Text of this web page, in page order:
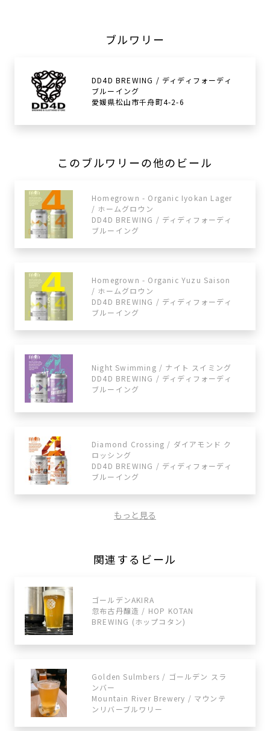
ブルワリー
DD4D BREWING / ディディフォーディ
ブルーイング
愛媛県松山市千舟町4-2-6
このブルワリーの他のビール
Homegrown - Organic Iyokan Lager
/ ホームグロウン
DD4D BREWING / ディディフォーディ
ブルーイング
Homegrown - Organic Yuzu Saison
/ ホームグロウン
DD4D BREWING / ディディフォーディ
ブルーイング
Night Swimming / ナイト スイミング
DD4D BREWING / ディディフォーディ
ブルーイング
Diamond Crossing / ダイアモンド ク
ロッシング
DD4D BREWING / ディディフォーディ
ブルーイング
もっと見る
関連するビール
ゴールデンAKIRA
忽布古丹醸造 / HOP KOTAN
BREWING (ホップコタン)
Golden Sulmbers / ゴールデン スラ
ンバー
Mountain River Brewery / マウンテ
ンリバーブルワリー